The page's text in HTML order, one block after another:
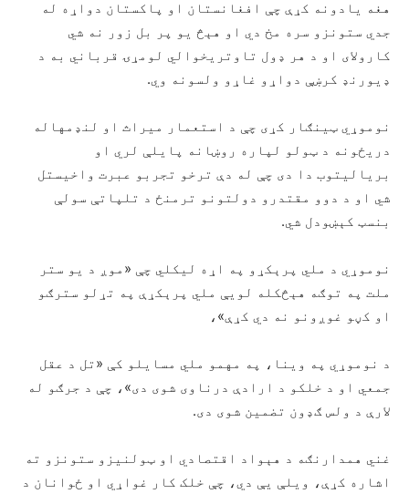
هغه یادونه کړې چې افغانستان او پاکستان دواړه له
جدي ستونزو سره مخ دي او هېڅ یو پر بل زور نه شي
کارولای او د هر ډول تاوتریخوالي لومړۍ قرباني به د
ډيورنډ کرښې دواړو غاړو ولسونه وي.
نوموړي ټینګار کړی چې د استعمار میراث او لنډمهاله
دریځونه د ټولو لپاره روښانه پايلې لري او
بریالیتوب دا دی چې له دې ترخو تجربو عبرت واخیستل
شي او د دوو مقتدرو دولتونو ترمنځ د تلپاتې سولې
بنسټ کېښودل شي.
نوموړي د ملي پرېکړو په اړه لیکلي چې «موږ د یو ستر
ملت په توګه هېڅکله لویې ملي پرېکړې په تړلو سترګو
او کڼو غوږونو نه دي کړې»،
د نوموړي په وینا، په مهمو ملي مسایلو کې «تل د عقل
جمعي او د خلکو د ارادې درناوی شوی دی»، چې د جرګو له
لارې د ولس ګډون تضمین شوی دی.
غني همدارنګه د هېواد اقتصادي او ټولنیزو ستونزو ته
اشاره کړې، ویلې یې دي، چې خلک کار غواړي او ځوانان د